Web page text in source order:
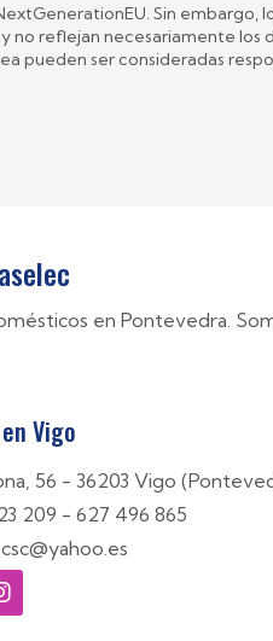
Sin embargo,
reflejan necesariamente los
pueden ser consideradas
en Pontevedra.
Vigo
56 - 36203 Vigo
209 -627 496 865